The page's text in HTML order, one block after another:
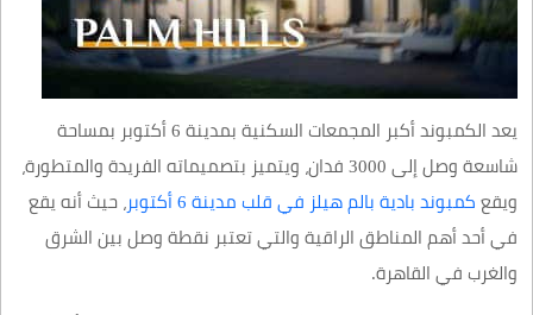
يعد الكمبوند أكبر المجمعات السكنية بمدينة 6 أكتوبر بمساحة
شاسعة وصل إلى 3000 فدان، ويتميز بتصميماته الفريدة والمتطورة،
ويقع كمبوند بادية بالم هيلز في قلب مدينة 6 أكتوبر
، حيث أنه يقع
في أحد أهم المناطق الراقية والتي تعتبر نقطة وصل بين الشرق
والغرب في القاهرة.